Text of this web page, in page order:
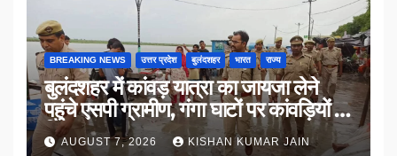
BREAKING NEWS उत्तर प्रदेश बुलंदशहर भारत राज्य
बुलंदशहर में कांवड़ यात्रा का जायजा लेने
पहुंचे एसपी ग्रामीण, गंगा घाटों पर कांवड़ियों से
किया संवाद
AUGUST 7, 2026 KISHAN KUMAR JAIN